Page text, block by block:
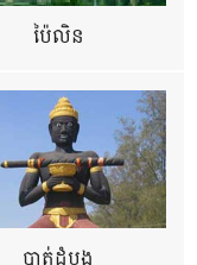
ប៉ៃលិន